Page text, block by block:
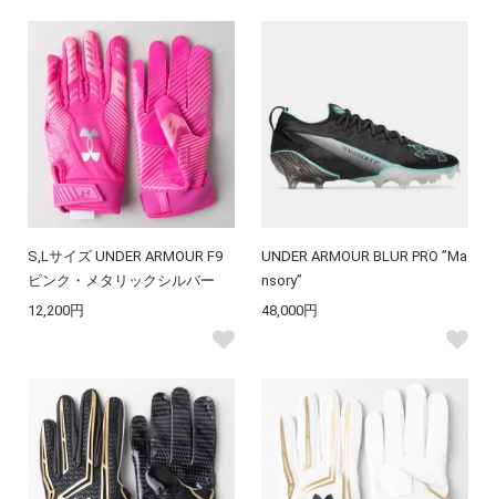
S,Lサイズ UNDER ARMOUR F9
ピンク・メタリックシルバー
12,200円
UNDER ARMOUR BLUR PRO ”Ma
nsory”
48,000円